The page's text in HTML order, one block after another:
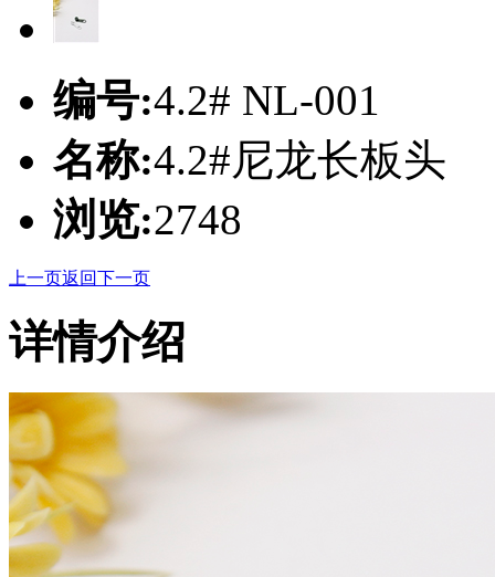
编号:4.2# NL-001
名称:4.2#尼龙长板头
浏览:2748
上一页返回下一页
详情介绍